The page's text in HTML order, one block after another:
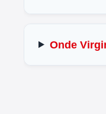
Onde